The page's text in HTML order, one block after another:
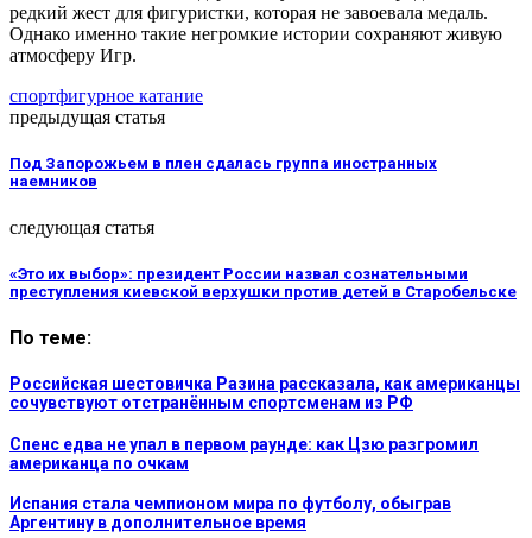
редкий жест для фигуристки, которая не завоевала медаль.
Однако именно такие негромкие истории сохраняют живую
атмосферу Игр.
спортфигурное катание
предыдущая статья
Под Запорожьем в плен сдалась группа иностранных
наемников
следующая статья
«Это их выбор»: президент России назвал сознательными
преступления киевской верхушки против детей в Старобельске
По теме:
Российская шестовичка Разина рассказала, как американцы
сочувствуют отстранённым спортсменам из РФ
Спенс едва не упал в первом раунде: как Цзю разгромил
американца по очкам
Испания стала чемпионом мира по футболу, обыграв
Аргентину в дополнительное время